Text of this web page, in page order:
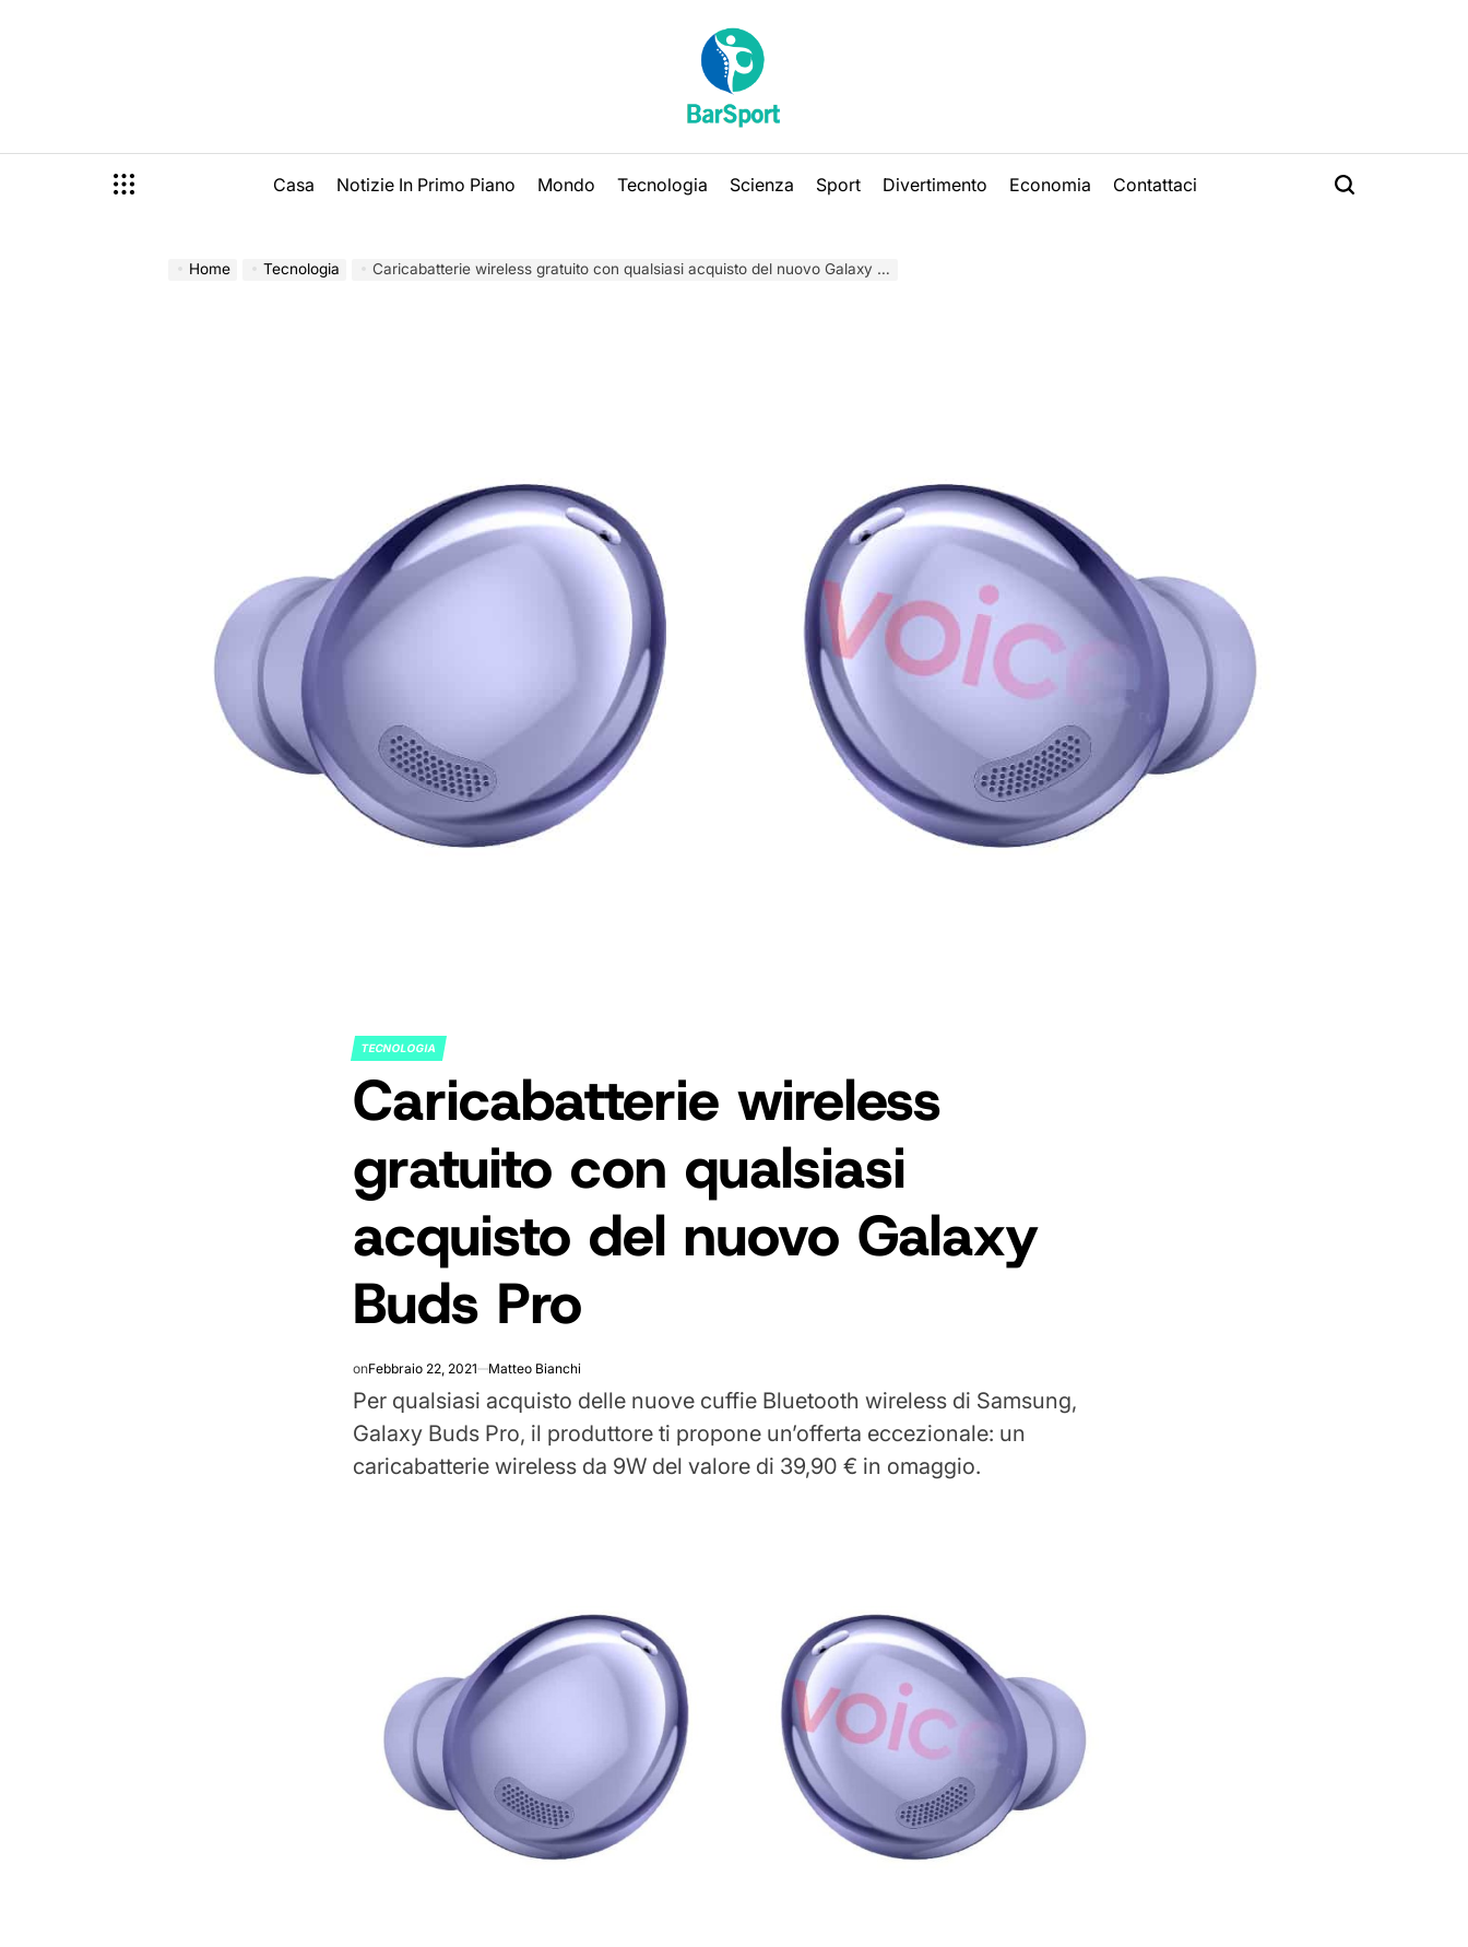
Casa Notizie In Primo Piano Mondo Tecnologia Scienza Sport Divertimento Economia Contattaci
Home Tecnologia Caricabatterie wireless gratuito con qualsiasi acquisto del nuovo Galaxy Buds Pro
POSTED
TECNOLOGIA
Caricabatterie wireless
gratuito con qualsiasi
acquisto del nuovo Galaxy
Buds Pro
onFebbraio 22, 2021 Matteo Bianchi
Per qualsiasi acquisto delle nuove cuffie Bluetooth wireless di Samsung,
Galaxy Buds Pro, il produttore ti propone un’offerta eccezionale: un
caricabatterie wireless da 9W del valore di 39,90 € in omaggio.